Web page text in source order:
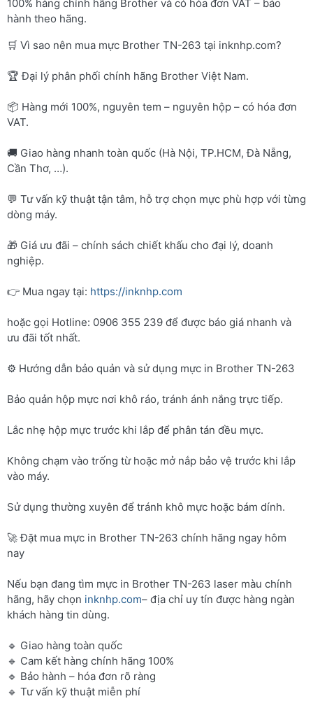
100% hàng chính hãng Brother và có hóa đơn VAT – bảo
hành theo hãng.
🛒 Vì sao nên mua mực Brother TN-263 tại inknhp.com?
🏆 Đại lý phân phối chính hãng Brother Việt Nam.
📦 Hàng mới 100%, nguyên tem – nguyên hộp – có hóa đơn
VAT.
🚚 Giao hàng nhanh toàn quốc (Hà Nội, TP.HCM, Đà Nẵng,
Cần Thơ, …).
💬 Tư vấn kỹ thuật tận tâm, hỗ trợ chọn mực phù hợp với từng
dòng máy.
🎁 Giá ưu đãi – chính sách chiết khấu cho đại lý, doanh
nghiệp.
👉 Mua ngay tại: https://inknhp.com
hoặc gọi Hotline: 0906 355 239 để được báo giá nhanh và
ưu đãi tốt nhất.
⚙️ Hướng dẫn bảo quản và sử dụng mực in Brother TN-263
Bảo quản hộp mực nơi khô ráo, tránh ánh nắng trực tiếp.
Lắc nhẹ hộp mực trước khi lắp để phân tán đều mực.
Không chạm vào trống từ hoặc mở nắp bảo vệ trước khi lắp
vào máy.
Sử dụng thường xuyên để tránh khô mực hoặc bám dính.
🚀 Đặt mua mực in Brother TN-263 chính hãng ngay hôm
nay
Nếu bạn đang tìm mực in Brother TN-263 laser màu chính
hãng, hãy chọn inknhp.com– địa chỉ uy tín được hàng ngàn
khách hàng tin dùng.
🔹 Giao hàng toàn quốc
🔹 Cam kết hàng chính hãng 100%
🔹 Bảo hành – hóa đơn rõ ràng
🔹 Tư vấn kỹ thuật miễn phí